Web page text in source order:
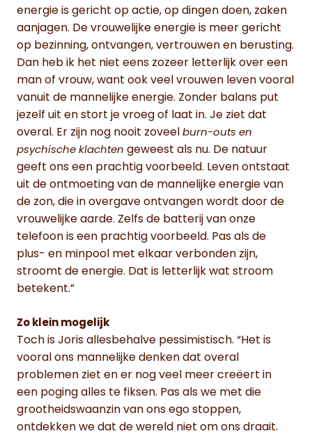
energie is gericht op actie, op dingen doen, zaken
aanjagen. De vrouwelijke energie is meer gericht
op bezinning, ontvangen, vertrouwen en berusting.
Dan heb ik het niet eens zozeer letterlijk over een
man of vrouw, want ook veel vrouwen leven vooral
vanuit de mannelijke energie. Zonder balans put
jezelf uit en stort je vroeg of laat in. Je ziet dat
overal. Er zijn nog nooit zoveel burn-outs en
psychische klachten geweest als nu. De natuur
geeft ons een prachtig voorbeeld. Leven ontstaat
uit de ontmoeting van de mannelijke energie van
de zon, die in overgave ontvangen wordt door de
vrouwelijke aarde. Zelfs de batterij van onze
telefoon is een prachtig voorbeeld. Pas als de
plus- en minpool met elkaar verbonden zijn,
stroomt de energie. Dat is letterlijk wat stroom
betekent.”
Zo klein mogelijk
Toch is Joris allesbehalve pessimistisch. “Het is
vooral ons mannelijke denken dat overal
problemen ziet en er nog veel meer creëert in
een poging alles te fiksen. Pas als we met die
grootheidswaanzin van ons ego stoppen,
ontdekken we dat de wereld niet om ons draait.